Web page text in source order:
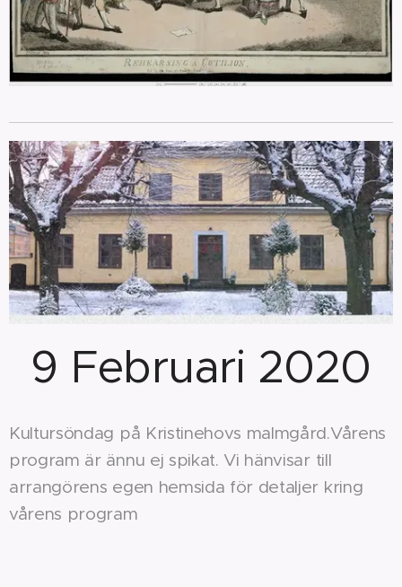
9 Februari 2020
Kultursöndag på Kristinehovs malmgård.Vårens
program är ännu ej spikat. Vi hänvisar till
arrangörens egen hemsida för detaljer kring
vårens program